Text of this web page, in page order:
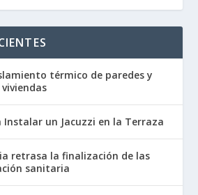
térmico de paredes y
un Jacuzzi en la Terraza
retrasa la finalización de las
sanitaria